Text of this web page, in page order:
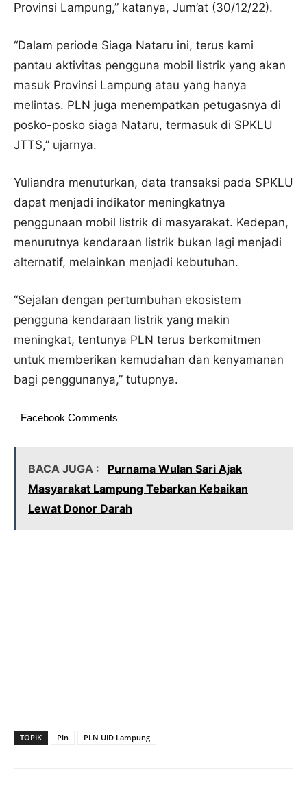
Provinsi Lampung,” katanya, Jum’at (30/12/22).
“Dalam periode Siaga Nataru ini, terus kami
pantau aktivitas pengguna mobil listrik yang akan
masuk Provinsi Lampung atau yang hanya
melintas. PLN juga menempatkan petugasnya di
posko-posko siaga Nataru, termasuk di SPKLU
JTTS,” ujarnya.
Yuliandra menuturkan, data transaksi pada SPKLU
dapat menjadi indikator meningkatnya
penggunaan mobil listrik di masyarakat. Kedepan,
menurutnya kendaraan listrik bukan lagi menjadi
alternatif, melainkan menjadi kebutuhan.
“Sejalan dengan pertumbuhan ekosistem
pengguna kendaraan listrik yang makin
meningkat, tentunya PLN terus berkomitmen
untuk memberikan kemudahan dan kenyamanan
bagi penggunanya,” tutupnya.
Facebook Comments
BACA JUGA :
Purnama Wulan Sari Ajak
Masyarakat Lampung Tebarkan Kebaikan
Lewat Donor Darah
TOPIK Pln PLN UID Lampung